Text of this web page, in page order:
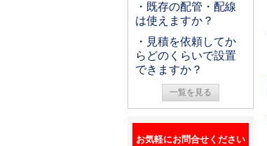
・既存の配管・配線
は使えますか？
・見積を依頼してか
らどのくらいで設置
できますか？
一覧を見る
お気軽にお問合せください